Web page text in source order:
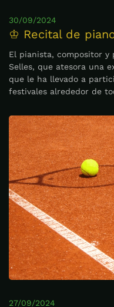
30/09/2024
♔ Recital de
El pianista, compositor y
Selles, que atesora una
que le ha llevado a
festivales alrededor de
27/09/2024